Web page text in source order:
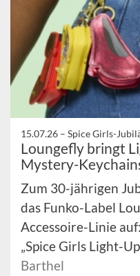
15.07.26 – Spice Girls-
Loungefly bringt
Mystery-
Zum 30-jährigen
das Funko-Label
Accessoire-Linie
„Spice Girls Light-Up
Barthel